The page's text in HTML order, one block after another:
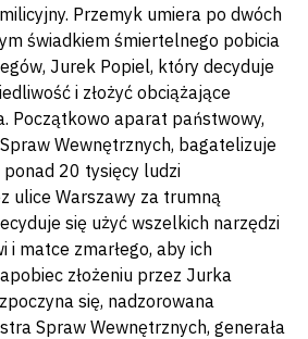
Przemyk umiera po dwóch
świadkiem śmiertelnego pobicia
Jurek Popiel, który decyduje
i złożyć obciążające
Początkowo aparat państwowy,
Wewnętrznych, bagatelizuje
20 tysięcy ludzi
ulice Warszawy za trumną
się użyć wszelkich narzędzi
i matce zmarłego, aby ich
złożeniu przez Jurka
się, nadzorowana
Spraw Wewnętrznych, generała